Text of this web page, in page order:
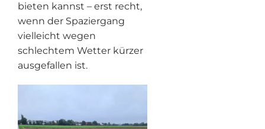
bieten kannst – erst recht,
wenn der Spaziergang
vielleicht wegen
schlechtem Wetter kürzer
ausgefallen ist.